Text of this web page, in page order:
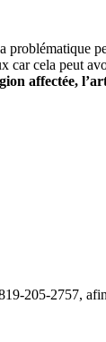
problématique
car cela peut
affectée,
205-2757,